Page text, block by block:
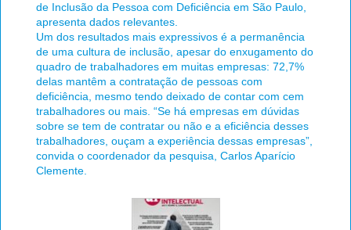
de Inclusão da Pessoa com Deficiência em São Paulo,
apresenta dados relevantes.
Um dos resultados mais expressivos é a permanência
de uma cultura de inclusão, apesar do enxugamento do
quadro de trabalhadores em muitas empresas: 72,7%
delas mantêm a contratação de pessoas com
deficiência, mesmo tendo deixado de contar com cem
trabalhadores ou mais. “Se há empresas em dúvidas
sobre se tem de contratar ou não e a eficiência desses
trabalhadores, ouçam a experiência dessas empresas”,
convida o coordenador da pesquisa, Carlos Aparício
Clemente.